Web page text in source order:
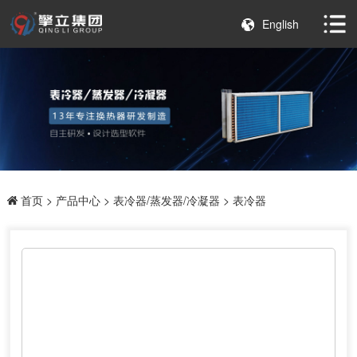
English
首页> 产品中心> 表冷器/蒸发器/冷凝器 > 表冷器